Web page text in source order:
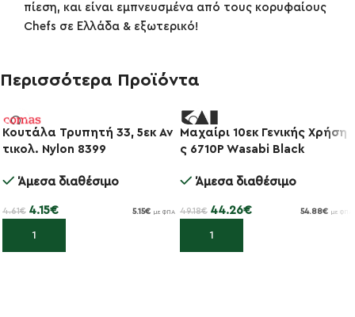
πίεση, και είναι εμπνευσμένα από τους κορυφαίους
Chefs σε Ελλάδα & εξωτερικό!
Περισσότερα Προϊόντα
-10%
Κουτάλα Τρυπητή 33, 5εκ Αν
τικολ. Nylon 8399
Άμεσα διαθέσιμο
4.61€ 4.15€ 5.15€ με ΦΠΑ
Προσθήκη στο καλάθι
Μαχαίρι 10εκ Γενικής Χρήση
ς 6710P Wasabi Black
Άμεσα διαθέσιμο
49.18€ 44.26€ 54.88€ με ΦΠΑ
Προσθήκη στο καλάθι